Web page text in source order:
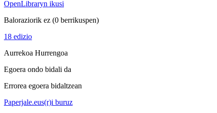
OpenLibraryn ikusi
Baloraziorik ez (0 berrikuspen)
18 edizio
Aurrekoa Hurrengoa
Egoera ondo bidali da
Errorea egoera bidaltzean
Paperjale.eus(r)i buruz